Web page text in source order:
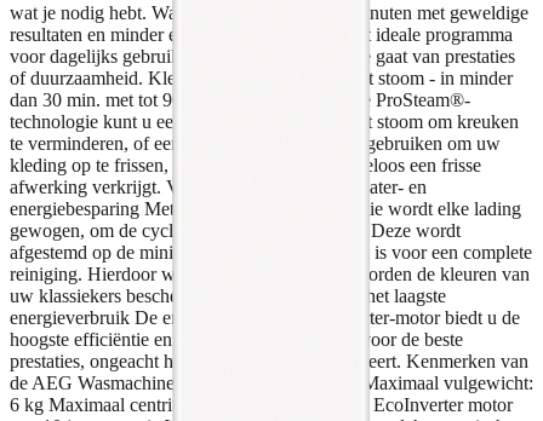
wat je nodig hebt. Was kleding in slechts 59 minuten met geweldige
resultaten en minder energieverbruik. Het is het ideale programma
voor dagelijks gebruik, zonder dat het ten koste gaat van prestaties
of duurzaamheid. Kledingstukken opgefrist met stoom - in minder
dan 30 min. met tot 96% minder water* Met de ProSteam®-
technologie kunt u een wascyclus afronden met stoom om kreuken
te verminderen, of een apart stoomprogramma gebruiken om uw
kleding op te frissen, zodat u dag na dag moeiteloos een frisse
afwerking verkrijgt. Verzorging van kleding, water- en
energiebesparing Met de ProSense®-technologie wordt elke lading
gewogen, om de cyclus op maat aan te passen. Deze wordt
afgestemd op de minimale tijd die noodzakelijk is voor een complete
reiniging. Hierdoor wordt slijtage beperkt en worden de kleuren van
uw klassiekers beschermd. EcoInverter motor, het laagste
energieverbruik De energie-efficiënte EcoInverter-motor biedt u de
hoogste efficiëntie en duurzaamheid, en zorgt voor de beste
prestaties, ongeacht het programma dat u selecteert. Kenmerken van
de AEG Wasmachine bovenlader Bovenlader Maximaal vulgewicht:
6 kg Maximaal centrifugeertoerental: 1500 tpm EcoInverter motor